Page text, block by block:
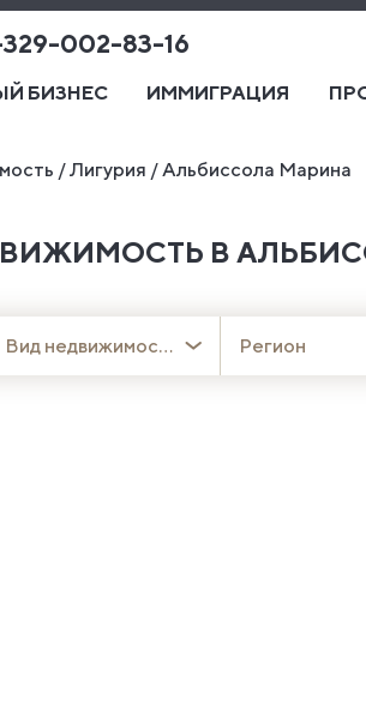
002-83-16
БИЗНЕС ИММИГРАЦИЯ
/Лигурия /Альбиссола Марина
В
Вид недвижимости Регион